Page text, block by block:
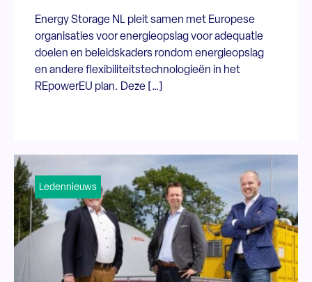
Energy Storage NL pleit samen met Europese
organisaties voor energieopslag voor adequatie
doelen en beleidskaders rondom energieopslag
en andere flexibiliteitstechnologieën in het
REpowerEU plan. Deze […]
Ledennieuws